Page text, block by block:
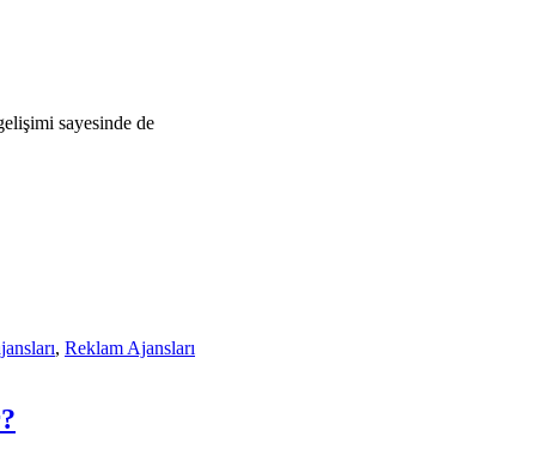
sayesinde de
, Reklam Ajansları